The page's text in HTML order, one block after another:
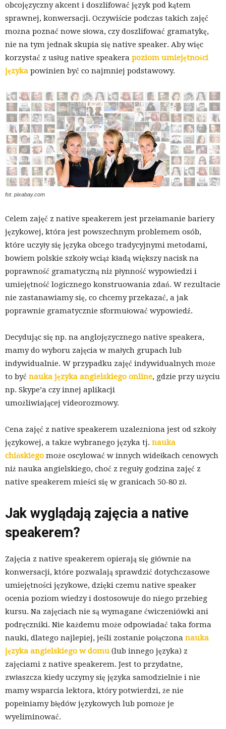
obcojęzyczny akcent i doszlifować język pod kątem
sprawnej, konwersacji. Oczywiście podczas takich zajęć
można poznać nowe słowa, czy doszlifować gramatykę,
nie na tym jednak skupia się native speaker. Aby więc
korzystać z usług native speakera poziom umiejętności
języka powinien być co najmniej podstawowy.
fot. pixabay.com
Celem zajęć z native speakerem jest przełamanie bariery
językowej, która jest powszechnym problemem osób,
które uczyły się języka obcego tradycyjnymi metodami,
bowiem polskie szkoły wciąż kładą większy nacisk na
poprawność gramatyczną niż płynność wypowiedzi i
umiejętność logicznego konstruowania zdań. W rezultacie
nie zastanawiamy się, co chcemy przekazać, a jak
poprawnie gramatycznie sformułować wypowiedź.
Decydując się np. na anglojęzycznego native speakera,
mamy do wyboru zajęcia w małych grupach lub
indywidualnie. W przypadku zajęć indywidualnych może
to być nauka języka angielskiego online, gdzie przy użyciu
np. Skype’a czy innej aplikacji
umożliwiającej videorozmowy.
Cena zajęć z native speakerem uzależniona jest od szkoły
językowej, a także wybranego języka tj. nauka
chińskiego może oscylować w innych widełkach cenowych
niż nauka angielskiego, choć z reguły godzina zajęć z
native speakerem mieści się w granicach 50-80 zł.
Jak wyglądają zajęcia a native
speakerem?
Zajęcia z native speakerem opierają się głównie na
konwersacji, które pozwalają sprawdzić dotychczasowe
umiejętności językowe, dzięki czemu native speaker
ocenia poziom wiedzy i dostosowuje do niego przebieg
kursu. Na zajęciach nie są wymagane ćwiczeniówki ani
podręczniki. Nie każdemu może odpowiadać taka forma
nauki, dlatego najlepiej, jeśli zostanie połączona nauka
języka angielskiego w domu (lub innego języka) z
zajęciami z native speakerem. Jest to przydatne,
zwłaszcza kiedy uczymy się języka samodzielnie i nie
mamy wsparcia lektora, który potwierdzi, że nie
popełniamy błędów językowych lub pomoże je
wyeliminować.